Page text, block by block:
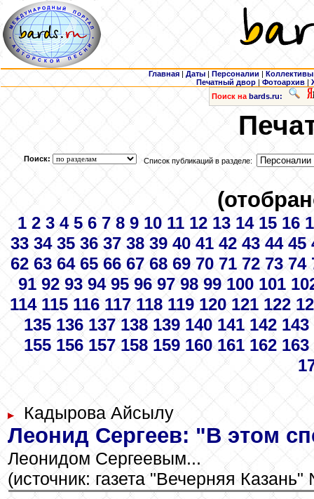
Главная | Даты | Персоналии | Коллективы
Печатный двор |Фотоархив |
Поиск на bards.ru:
Поиск: Список публикаций в разделе:
1 2 3 4 5 6 7 8 9 10 11 12 13 14 15 16
33 34 35 36 37 38 39 40 41 42 43 44 45
62 63 64 65 66 67 68 69 70 71 72 73 74
91 92 93 94 95 96 97 98 99 100 101
114 115 116 117 118 119 120 121 122
135 136 137 138 139 140 141 142 143
155 156 157 158 159 160 161 162 163
Кадырова Айсылу
Леонид Сергеев: "В этом
Леонидом Сергеевым...
(источник: газета "Вечерняя